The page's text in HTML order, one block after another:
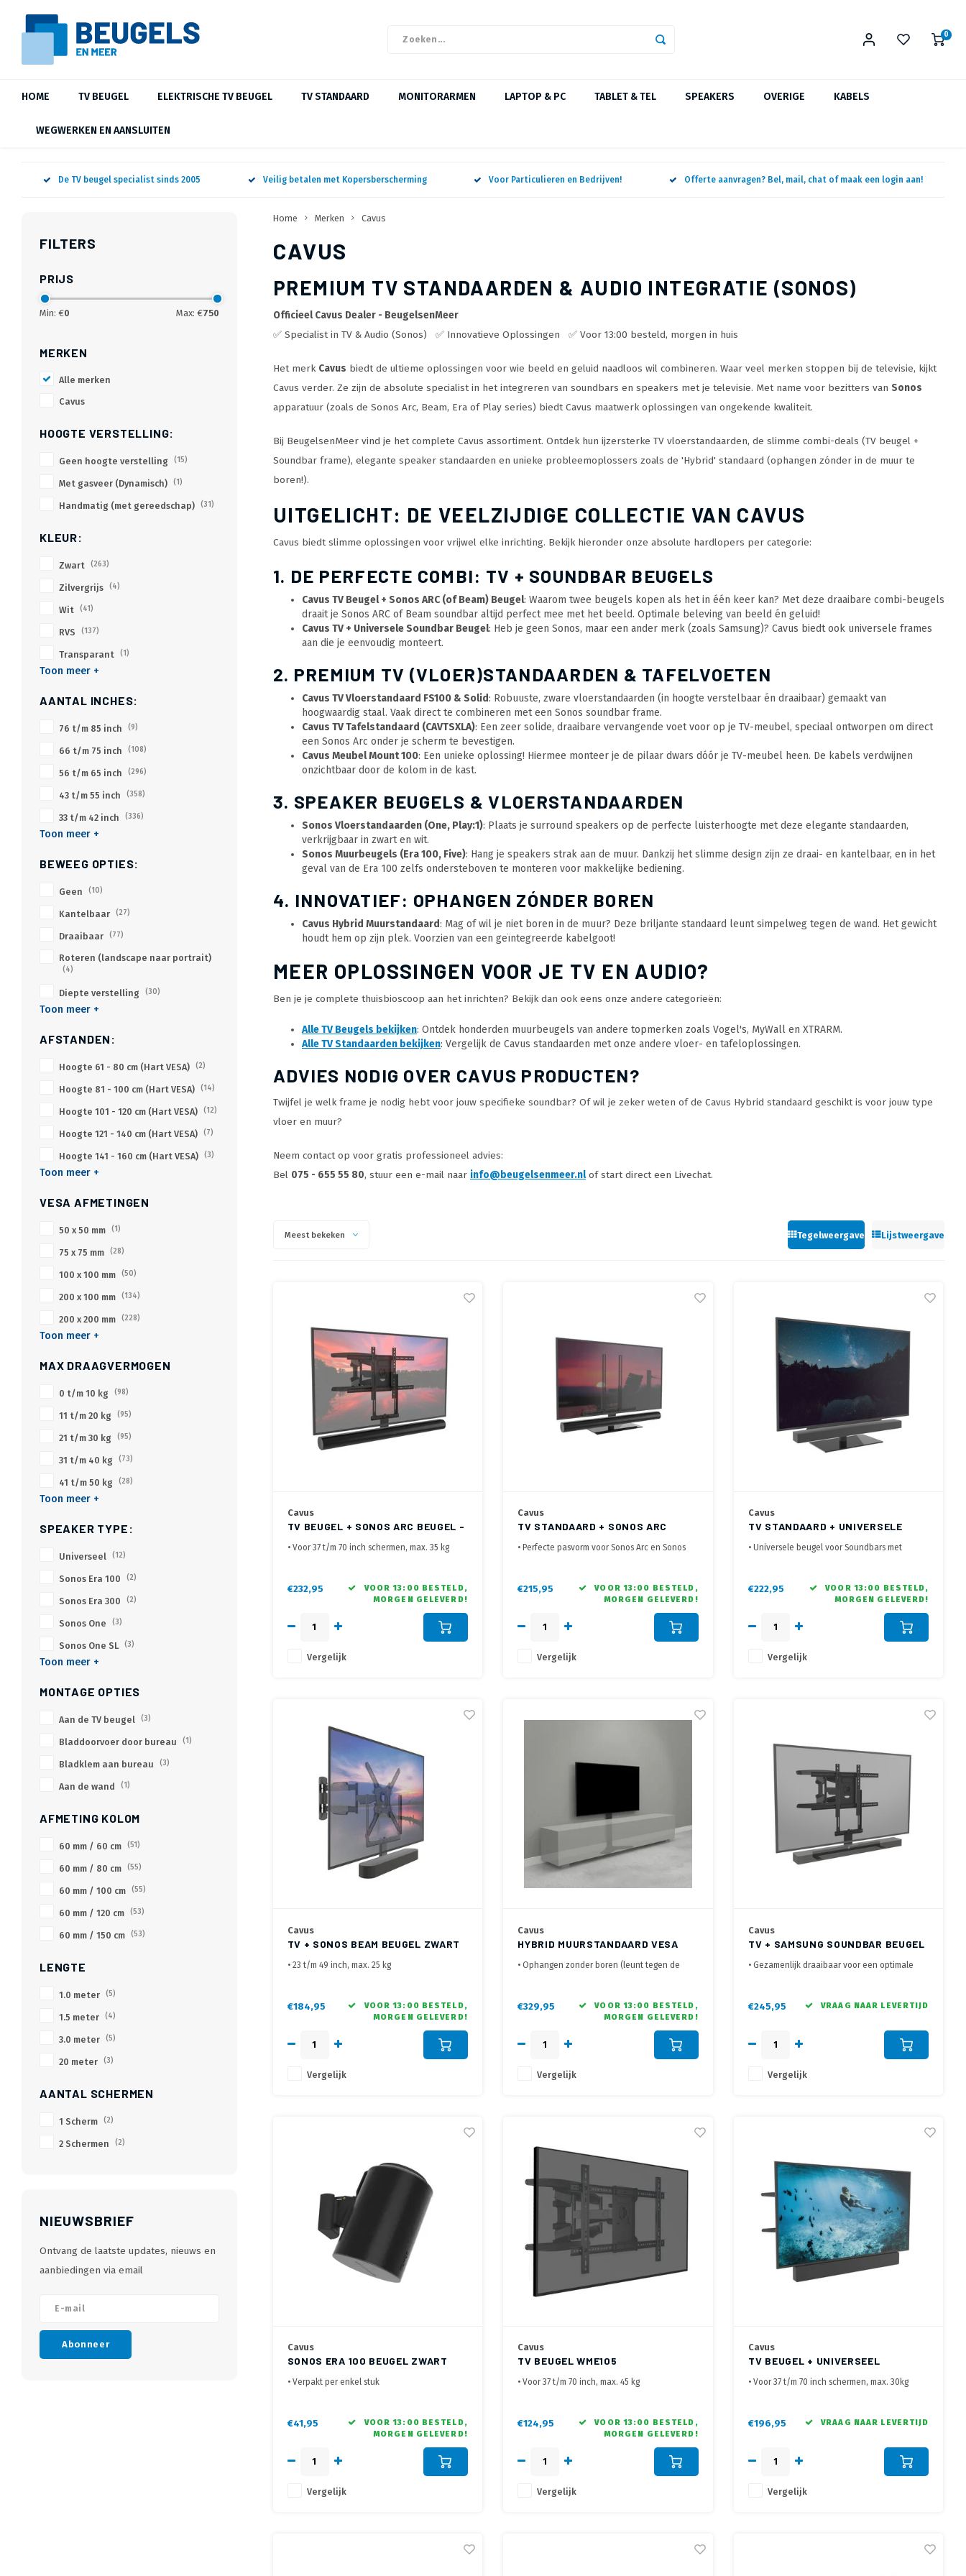
0
HOME TV BEUGEL ELEKTRISCHE TV BEUGEL TV STANDAARD MONITORARMEN LAPTOP & PC TABLET & TEL SPEAKERS OVERIGE KABELS
WEGWERKEN EN AANSLUITEN
De TV beugel specialist sinds 2005 Veilig betalen met Kopersberscherming Voor Particulieren en Bedrijven! Offerte aanvragen? Bel, mail, chat of maak een login aan!
FILTERS
PRIJS
Min: €0 Max: €750
MERKEN
Alle merken
Cavus
HOOGTE VERSTELLING:
Geen hoogte verstelling (15)
Met gasveer (Dynamisch) (1)
Handmatig (met gereedschap) (31)
KLEUR:
Zwart (263)
Zilvergrijs (4)
Wit (41)
RVS (137)
Transparant (1)
Toon meer +
AANTAL INCHES:
76 t/m 85 inch (9)
66 t/m 75 inch (108)
56 t/m 65 inch (296)
43 t/m 55 inch (358)
33 t/m 42 inch (336)
Toon meer +
BEWEEG OPTIES:
Geen (10)
Kantelbaar (27)
Draaibaar (77)
Roteren (landscape naar portrait)
(4)
Diepte verstelling (30)
Toon meer +
AFSTANDEN:
Hoogte 61 - 80 cm (Hart VESA) (2)
Hoogte 81 - 100 cm (Hart VESA) (14)
Hoogte 101 - 120 cm (Hart VESA) (12)
Hoogte 121 - 140 cm (Hart VESA) (7)
Hoogte 141 - 160 cm (Hart VESA) (3)
Toon meer +
VESA AFMETINGEN
50 x 50 mm (1)
75 x 75 mm (28)
100 x 100 mm (50)
200 x 100 mm (134)
200 x 200 mm (228)
Toon meer +
MAX DRAAGVERMOGEN
0 t/m 10 kg (98)
11 t/m 20 kg (95)
21 t/m 30 kg (95)
31 t/m 40 kg (73)
41 t/m 50 kg (28)
Toon meer +
SPEAKER TYPE:
Universeel (12)
Sonos Era 100 (2)
Sonos Era 300 (2)
Sonos One (3)
Sonos One SL (3)
Toon meer +
MONTAGE OPTIES
Aan de TV beugel (3)
Bladdoorvoer door bureau (1)
Bladklem aan bureau (3)
Aan de wand (1)
AFMETING KOLOM
60 mm / 60 cm (51)
60 mm / 80 cm (55)
60 mm / 100 cm (55)
60 mm / 120 cm (53)
60 mm / 150 cm (53)
LENGTE
1.0 meter (5)
1.5 meter (4)
3.0 meter (5)
20 meter (3)
AANTAL SCHERMEN
1 Scherm (2)
2 Schermen (2)
NIEUWSBRIEF
Ontvang de laatste updates, nieuws en
aanbiedingen via email
Abonneer
Home Merken Cavus
CAVUS
PREMIUM TV STANDAARDEN & AUDIO INTEGRATIE (SONOS)
Officieel Cavus Dealer - BeugelsenMeer
✅ Specialist in TV & Audio (Sonos) ✅ Innovatieve Oplossingen ✅ Voor 13:00 besteld, morgen in huis
Het merk Cavus biedt de ultieme oplossingen voor wie beeld en geluid naadloos wil combineren. Waar veel merken stoppen bij de televisie, kijkt
Cavus verder. Ze zijn de absolute specialist in het integreren van soundbars en speakers met je televisie. Met name voor bezitters van Sonos
apparatuur (zoals de Sonos Arc, Beam, Era of Play series) biedt Cavus maatwerk oplossingen van ongekende kwaliteit.
Bij BeugelsenMeer vind je het complete Cavus assortiment. Ontdek hun ijzersterke TV vloerstandaarden, de slimme combi-deals (TV beugel +
Soundbar frame), elegante speaker standaarden en unieke probleemoplossers zoals de 'Hybrid' standaard (ophangen zónder in de muur te
boren!).
UITGELICHT: DE VEELZIJDIGE COLLECTIE VAN CAVUS
Cavus biedt slimme oplossingen voor vrijwel elke inrichting. Bekijk hieronder onze absolute hardlopers per categorie:
1. DE PERFECTE COMBI: TV + SOUNDBAR BEUGELS
Cavus TV Beugel + Sonos ARC (of Beam) Beugel: Waarom twee beugels kopen als het in één keer kan? Met deze draaibare combi-beugels
draait je Sonos ARC of Beam soundbar altijd perfect mee met het beeld. Optimale beleving van beeld én geluid!
Cavus TV + Universele Soundbar Beugel: Heb je geen Sonos, maar een ander merk (zoals Samsung)? Cavus biedt ook universele frames
aan die je eenvoudig monteert.
2. PREMIUM TV (VLOER)STANDAARDEN & TAFELVOETEN
Cavus TV Vloerstandaard FS100 & Solid: Robuuste, zware vloerstandaarden (in hoogte verstelbaar én draaibaar) gemaakt van
hoogwaardig staal. Vaak direct te combineren met een Sonos soundbar frame.
Cavus TV Tafelstandaard (CAVTSXLA): Een zeer solide, draaibare vervangende voet voor op je TV-meubel, speciaal ontworpen om direct
een Sonos Arc onder je scherm te bevestigen.
Cavus Meubel Mount 100: Een unieke oplossing! Hiermee monteer je de pilaar dwars dóór je TV-meubel heen. De kabels verdwijnen
onzichtbaar door de kolom in de kast.
3. SPEAKER BEUGELS & VLOERSTANDAARDEN
Sonos Vloerstandaarden (One, Play:1): Plaats je surround speakers op de perfecte luisterhoogte met deze elegante standaarden,
verkrijgbaar in zwart en wit.
Sonos Muurbeugels (Era 100, Five): Hang je speakers strak aan de muur. Dankzij het slimme design zijn ze draai- en kantelbaar, en in het
geval van de Era 100 zelfs ondersteboven te monteren voor makkelijke bediening.
4. INNOVATIEF: OPHANGEN ZÓNDER BOREN
Cavus Hybrid Muurstandaard: Mag of wil je niet boren in de muur? Deze briljante standaard leunt simpelweg tegen de wand. Het gewicht
houdt hem op zijn plek. Voorzien van een geïntegreerde kabelgoot!
MEER OPLOSSINGEN VOOR JE TV EN AUDIO?
Ben je je complete thuisbioscoop aan het inrichten? Bekijk dan ook eens onze andere categorieën:
Alle TV Beugels bekijken: Ontdek honderden muurbeugels van andere topmerken zoals Vogel's, MyWall en XTRARM.
Alle TV Standaarden bekijken: Vergelijk de Cavus standaarden met onze andere vloer- en tafeloplossingen.
ADVIES NODIG OVER CAVUS PRODUCTEN?
Twijfel je welk frame je nodig hebt voor jouw specifieke soundbar? Of wil je zeker weten of de Cavus Hybrid standaard geschikt is voor jouw type
vloer en muur?
Neem contact op voor gratis professioneel advies:
Bel 075 - 655 55 80, stuur een e-mail naar info@beugelsenmeer.nlof start direct een Livechat.
Meest bekeken Tegelweergave Lijstweergave
Cavus
TV BEUGEL + SONOS ARC BEUGEL -
ZWART
• Voor 37 t/m 70 inch schermen, max. 35 kg
€232,95
VOOR 13:00 BESTELD,
MORGEN GELEVERD!
Vergelijk
Cavus
TV STANDAARD + SONOS ARC
BEUGEL (42 T/M 58 INCH)
• Perfecte pasvorm voor Sonos Arc en Sonos
• 60° draaibare TV voet (30°links/30°rechts)
• Gezamenlijk draaibaar, altijd optimaal beeld
€215,95
VOOR 13:00 BESTELD,
MORGEN GELEVERD!
Vergelijk
Cavus
TV STANDAARD + UNIVERSELE
SOUNDBAR BEUGEL (42 T/M 58
• Universele beugel voor Soundbars met
• 60° draaibare TV voet (30°links/30°rechts)
• Gezamenlijk draaibaar, altijd optimaal beeld
€222,95
VOOR 13:00 BESTELD,
MORGEN GELEVERD!
Vergelijk
Cavus
TV + SONOS BEAM BEUGEL ZWART
• 23 t/m 49 inch, max. 25 kg
mm
• Afstand tot de wand 58 t/m 512 mm
€184,95
VOOR 13:00 BESTELD,
MORGEN GELEVERD!
Vergelijk
Cavus
HYBRID MUURSTANDAARD VESA
200
• Ophangen zonder boren (leunt tegen de
kabelgoot
• Geschikt voor alle soorten schermen tot max
€329,95
VOOR 13:00 BESTELD,
MORGEN GELEVERD!
Vergelijk
Cavus
TV + SAMSUNG SOUNDBAR BEUGEL
• Gezamenlijk draaibaar voor een optimale
400 mm
€245,95 VRAAG NAAR LEVERTIJD
Vergelijk
Cavus
SONOS ERA 100 BEUGEL ZWART
• Verpakt per enkel stuk
toegang tot de bediening te houden
€41,95
VOOR 13:00 BESTELD,
MORGEN GELEVERD!
Vergelijk
Cavus
TV BEUGEL WME105
• Voor 37 t/m 70 inch, max. 45 kg
€124,95
VOOR 13:00 BESTELD,
MORGEN GELEVERD!
Vergelijk
Cavus
TV BEUGEL + UNIVERSEEL
SOUNDBAR FRAME
• Voor 37 t/m 70 inch schermen, max. 30kg
achterzijde
€196,95 VRAAG NAAR LEVERTIJD
Vergelijk